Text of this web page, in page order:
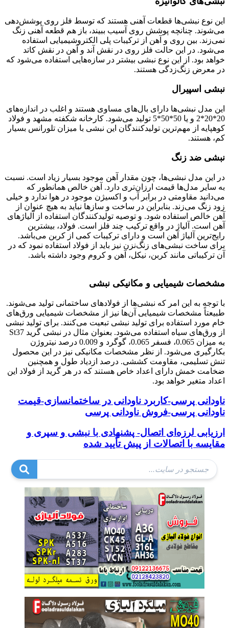
این نوع نبشی‌ها قطعات آهنی هستند که توسط فلز روی پوشش‌دهی
می‌شوند. چنانچه پوشش روی آسیب ببیند، باز هم قطعه آهنی زنگ
نمی‌زند. بین روی و آهن از ترکیبات پلی الکتروشیمیایی استفاده
می‌شود. در این حالت فلز روی در نقش آند و آهن در نقش کاتد
خواهد بود. از این نوع نبشی بیشتر در سازه‌هایی استفاده می‌شود که
در معرض زنگ‌‌زدگی هستند.
نبشی اسپیرال
این مدل نبشی‌ها دارای بال‌های مساوی هستند و اغلب در اندازه‌های
20*20*2 و یا 50*50*5 تولید می‌شود. کارخانه شکفته مشهد و فولاد
کوهپایه از مهم‌ترین تولید‌کنندگان این نبشی با میزان تلورانس بسیار
کم، هستند.
نبشی ضد زنگ
در این مدل نبشی‌ها، چون مقدار آهن موجود بسیار زیاد است. نسبت
به سایر مدل‌ها قیمت ارزان‌تری دارد. آهن خالص همانطور که
می‌دانید مقاومتی در برابر آب و اکسیژن موجود در هوا ندارد و خیلی
زود زنگ می‌زند. بنابراین در ساخت و سازها نباید به هیچ عنوان از
آهن خالص استفاده شود. و توصیه تولیدکنندگان استفاده از آلیاژهای
آهن است. آلیاژ در واقع ترکیب چند فلز است. فولاد، بیشترین
رایج‌ترین آلیاژ آهن است و دارای ترکیبات کمی از کربن می‌باشد.
برای ساخت نبشی‌های زنگ‌نزن نیز باید از فولاد استفاده نمود که در
آن ترکیباتی مانند کربن، نیکل، آهن و کروم وجود داشته باشد.
مشخصات شیمیایی و مکانیکی نبشی
با توجه به این امر که نبشی‌ها از فولادهای ساختمانی تولید می‌شوند.
طبیعتاً مشخصات شیمیایی آن‌ها نیز از مشخصات شیمیایی ورق‌های
خام مورد استفاده برای تولید نبشی تبعیت می‌کنند. برای تولید نبشی
از ورق‌های سیاه استفاده می‌شود. بعنوان مثال در نبشی گرید St37
به میزان 0.065، فسفر 0.065، گوگرد و 0.009 درصد نیتروژن
بکارگیری می‌شود. از نظر مشخصات مکانیکی نیز در این محصول
تنش تسلیمی، مقاومت کششی. درصد ازدیاد طول و همچنین
ضخامت خمش دارای اعداد خاص هستند که در هر گرید از فولاد این
اعداد متغیر خواهد بود.
ناودانی پرسی-کاربرد ناودانی در ساختمانسازی-قیمت
ناودانی پرسی-فروش ناودانی پرسی
ارزیابی لرزه‌ای اتصال- پشنهادی با نبشی و سپری و
مقایسه با اتصالات از پیش تأیید شده